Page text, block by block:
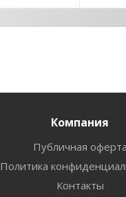
Компания
Публичная оферта
Политика
Контакты